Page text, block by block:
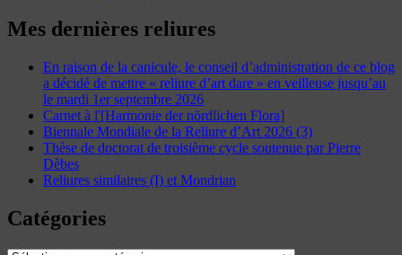
Mes dernières reliures
En raison de la canicule, le conseil d’administration de ce blog
a décidé de mettre « reliure d’art dare » en veilleuse jusqu’au
le mardi 1er septembre 2026
Carnet à l'[Harmonie der nördlichen Flora]
Biennale Mondiale de la Reliure d’Art 2026 (3)
Thèse de doctorat de troisième cycle soutenue par Pierre
Dèbes
Reliures similaires (I) et Mondrian
Catégories